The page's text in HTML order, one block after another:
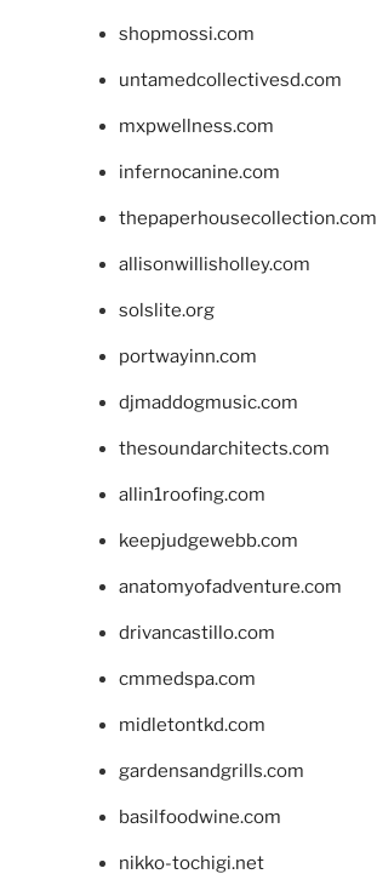
shopmossi.com
untamedcollectivesd.com
mxpwellness.com
infernocanine.com
thepaperhousecollection.com
allisonwillisholley.com
solslite.org
portwayinn.com
djmaddogmusic.com
thesoundarchitects.com
allin1roofing.com
keepjudgewebb.com
anatomyofadventure.com
drivancastillo.com
cmmedspa.com
midletontkd.com
gardensandgrills.com
basilfoodwine.com
nikko-tochigi.net